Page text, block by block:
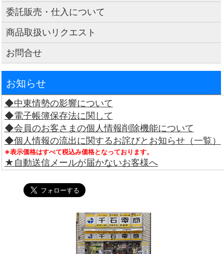
委託販売・仕入について
商品取扱いリクエスト
お問合せ
お知らせ
◆中東情勢の影響について
◆電子帳簿保存法に関して
◆会員のお客さまの個人情報削除機能について
◆個人情報の流出に関するお詫びとお知らせ（一覧）
※表示価格はすべて税込み価格となっております。
★自動送信メールが届かないお客様へ